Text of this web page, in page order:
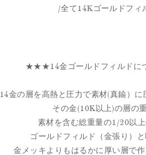
/全て14Kゴールドフィ
★★★14金ゴールドフィルド
14金の層を高熱と圧力で素材(真鍮）に
その金(10K以上)の層の
素材を含む総重量の1/20以上
ゴールドフィルド（金張り）と
金メッキよりもはるかに厚い層で